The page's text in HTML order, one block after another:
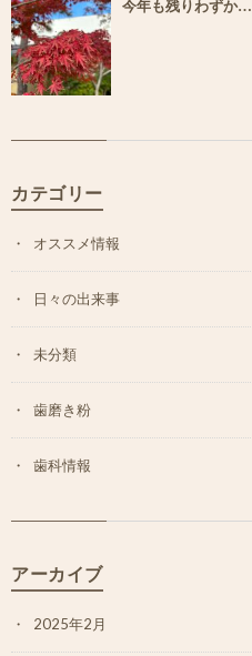
今年も残りわずか…
カテゴリー
オススメ情報
日々の出来事
未分類
歯磨き粉
歯科情報
アーカイブ
2025年2月